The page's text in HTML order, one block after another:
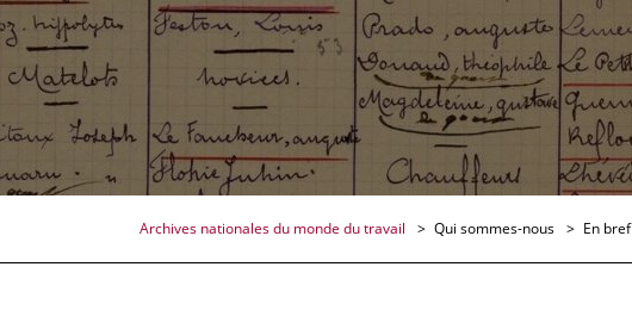
Archives nationales du monde du travail Qui sommes-nous En bref